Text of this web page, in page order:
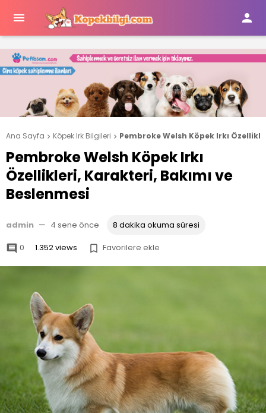
 
Ana Sayfa  Köpek Irk Bilgileri  Pembroke Welsh Köpek Irkı
Pembroke Welsh Köpek Irkı
Özellikleri, Karakteri, Bakımı ve
Beslenmesi
admin — 4 sene önce 8 dakika okuma süresi
 0 1.352 views  Favorilere ekle